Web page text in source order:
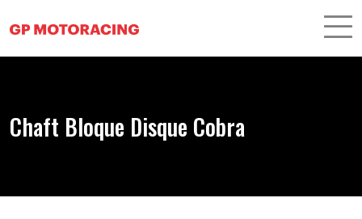
Chaft Bloque Disque Cobra